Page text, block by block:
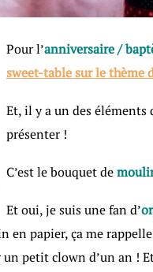
Pour l’anniversaire /
sweet-table sur le thème
Et, il y a un des éléments
présenter !
C’est le bouquet de
Et oui, je suis une fan d’
en papier, ça me
un petit clown d’un an !